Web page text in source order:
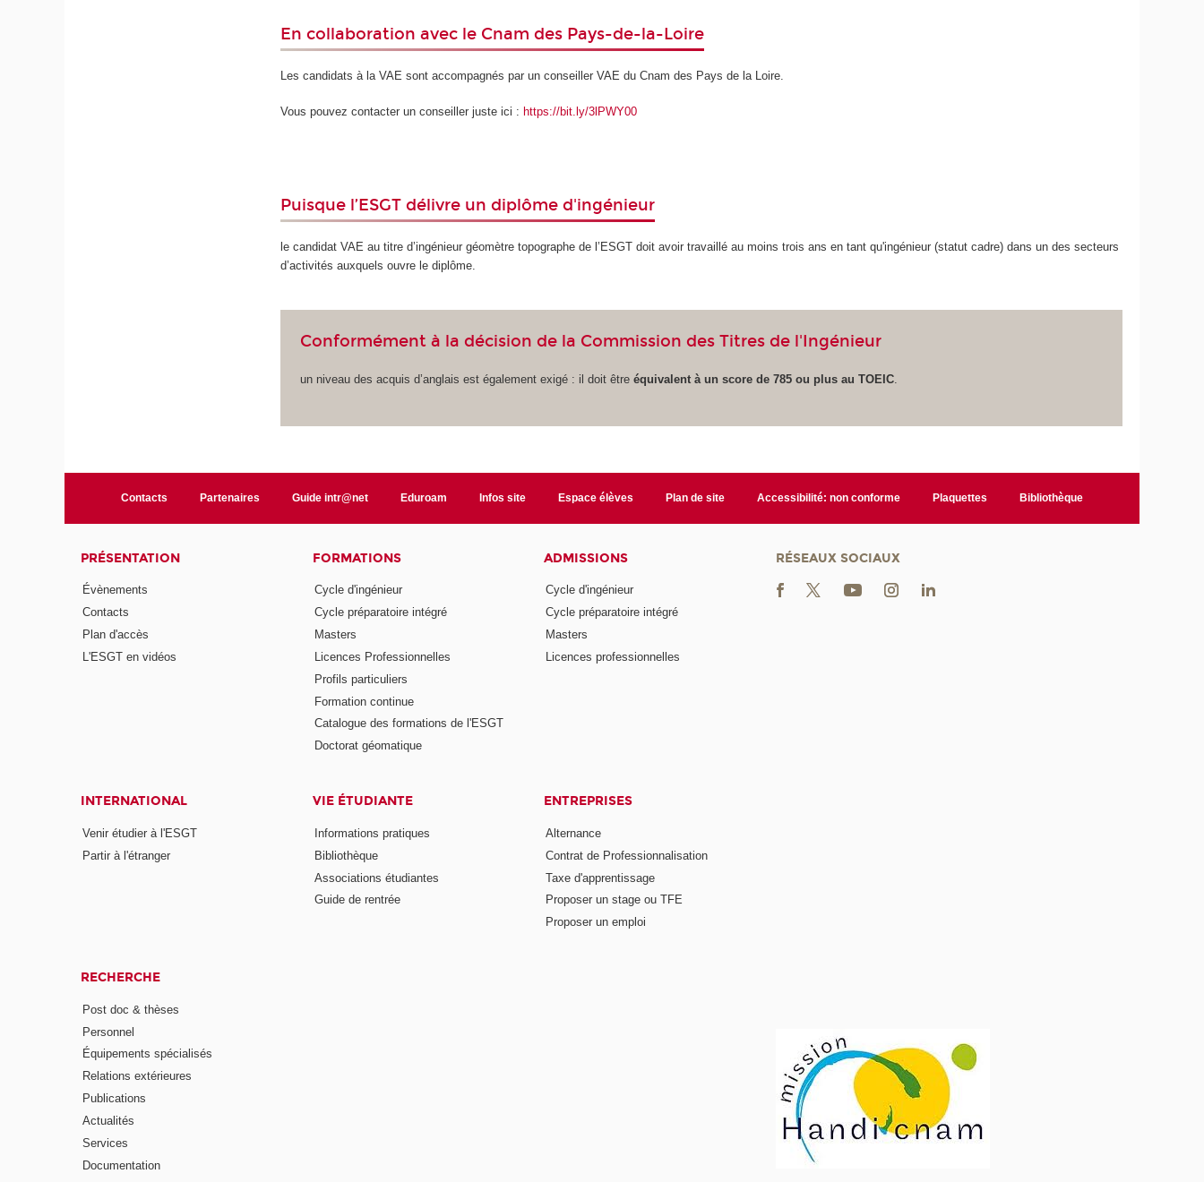
En collaboration avec le Cnam des Pays-de-la-Loire
Les candidats à la VAE sont accompagnés par un conseiller VAE du Cnam des Pays de la Loire.
Vous pouvez contacter un conseiller juste ici : https://bit.ly/3lPWY00
Puisque l’ESGT délivre un diplôme d'ingénieur
le candidat VAE au titre d’ingénieur géomètre topographe de l’ESGT doit avoir travaillé au moins trois ans en tant qu'ingénieur (statut cadre) dans un des secteurs
d’activités auxquels ouvre le diplôme.
Conformément à la décision de la Commission des Titres de l'Ingénieur
un niveau des acquis d’anglais est également exigé : il doit êtreéquivalent à un score de 785 ou plus au TOEIC.
Contacts Partenaires Guide intr@net Eduroam Infos site Espace élèves Plan de site Accessibilité: non conforme Plaquettes Bibliothèque
PRÉSENTATION
Évènements
Contacts
Plan d'accès
L'ESGT en vidéos
FORMATIONS
Cycle d'ingénieur
Cycle préparatoire intégré
Masters
Licences Professionnelles
Profils particuliers
Formation continue
Catalogue des formations de l'ESGT
Doctorat géomatique
ADMISSIONS
Cycle d'ingénieur
Cycle préparatoire intégré
Masters
Licences professionnelles
INTERNATIONAL
Venir étudier à l'ESGT
Partir à l'étranger
VIE ÉTUDIANTE
Informations pratiques
Bibliothèque
Associations étudiantes
Guide de rentrée
ENTREPRISES
Alternance
Contrat de Professionnalisation
Taxe d'apprentissage
Proposer un stage ou TFE
Proposer un emploi
RECHERCHE
Post doc & thèses
Personnel
Équipements spécialisés
Relations extérieures
Publications
Actualités
Services
Documentation
RÉSEAUX SOCIAUX